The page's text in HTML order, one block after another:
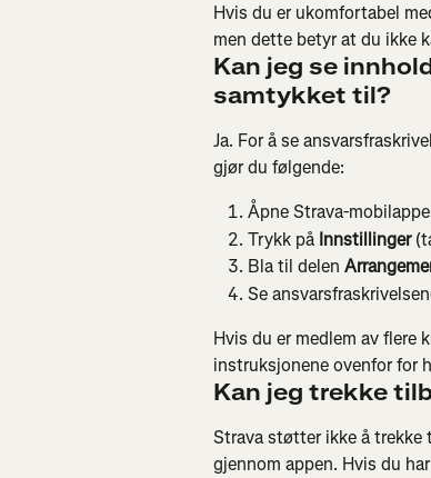
Hvis du er ukomfortabel
men dette betyr at du ikke
Kan jeg se
samtykket til?
Ja. For å se
gjør du følgende:
Åpne Strava-
Trykk på Innstillinger
Bla til delen
Se
Hvis du er medlem av flere
instruksjonene ovenfor for
Kan jeg trekke
Strava støtter ikke å trekke
gjennom appen. Hvis du